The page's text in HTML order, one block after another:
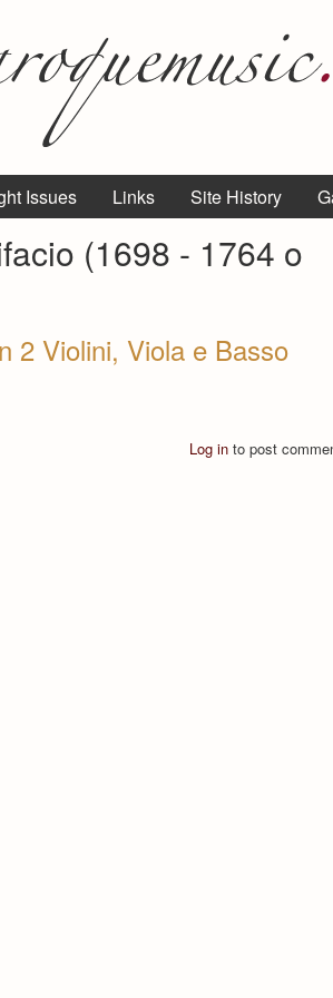
Issues Links Site History
(1698 - 1764 o
2 Violini, Viola e Basso
Log in to post